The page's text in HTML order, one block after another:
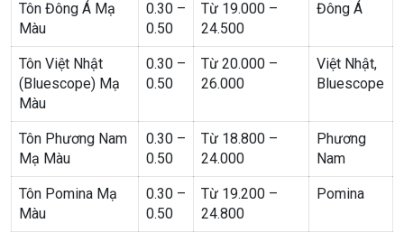
Tôn Đông Á Mạ
Màu
0.30 –
0.50
Từ 19.000 –
24.500
Đông Á
Tôn Việt Nhật
(Bluescope) Mạ
Màu
0.30 –
0.50
Từ 20.000 –
26.000
Việt Nhật,
Bluescope
Tôn Phương Nam
Mạ Màu
0.30 –
0.50
Từ 18.800 –
24.000
Phương
Nam
Tôn Pomina Mạ
Màu
0.30 –
0.50
Từ 19.200 –
24.800
Pomina